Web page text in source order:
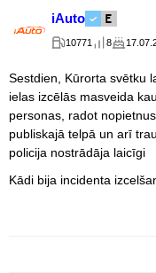
iAuto
10771 8
Sestdien, Kūrorta svētku
ielas izcēlās masveida
personas, radot
publiskajā telpā un arī
policija nostrādāja laicīgi
Kādi bija incidenta